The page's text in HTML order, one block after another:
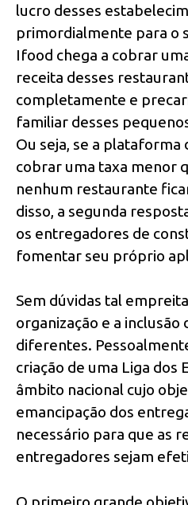
lucro desses
primordialmente para o
Ifood chega a cobrar
receita desses
completamente e
familiar desses
Ou seja, se a
cobrar uma taxa menor
nenhum restaurante
disso, a segunda
os entregadores de
fomentar seu próprio
Sem dúvidas tal
organização e a
diferentes.
criação de uma Liga dos
âmbito nacional cujo
emancipação dos
necessário para que as
entregadores sejam